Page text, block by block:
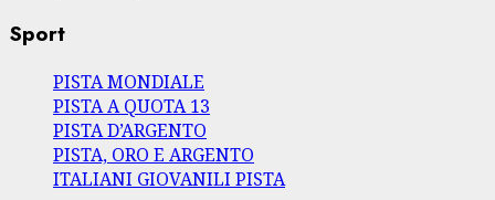
Sport
PISTA MONDIALE
PISTA A QUOTA 13
PISTA D’ARGENTO
PISTA, ORO E ARGENTO
ITALIANI GIOVANILI PISTA